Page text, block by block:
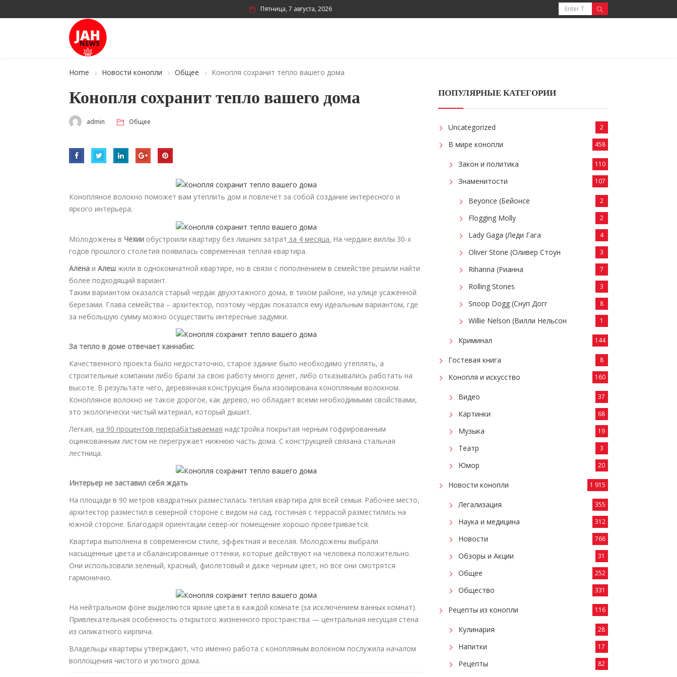
Пятница, 7 августа, 2026
Home Новости конопли Общее Конопля сохранит тепло вашего дома
Конопля сохранит тепло вашего дома
admin Общее
Конопляное волокно поможет вам утеплить дом и повлечет за собой создание интересного и
яркого интерьера.
Молодожены в Чехии обустроили квартиру без лишних затрат за 4 месяца. На чердаке виллы 30-х
годов прошлого столетия появилась современная теплая квартира.
Алена и Алеш жили в однокомнатной квартире, но в связи с пополнением в семействе решили найти
более подходящий вариант.
Таким вариантом оказался старый чердак двухэтажного дома, в тихом районе, на улице усаженной
березами. Глава семейства – архитектор, поэтому чердак показался ему идеальным вариантом, где
за небольшую сумму можно осуществить интересные задумки.
За тепло в доме отвечает каннабис
Качественного проекта было недостаточно, старое здание было необходимо утеплять, а
строительные компании либо брали за свою работу много денег, либо отказывались работать на
высоте. В результате чего, деревянная конструкция была изолирована конопляным волокном.
Конопляное волокно не такое дорогое, как дерево, но обладает всеми необходимыми свойствами,
это экологически чистый материал, который дышит.
Легкая, на 90 процентов перерабатываемая надстройка покрытая черным гофрированным
оцинкованным листом не перегружает нижнюю часть дома. С конструкцией связана стальная
лестница.
Интерьер не заставил себя ждать
На площади в 90 метров квадратных разместилась теплая квартира для всей семьи. Рабочее место,
архитектор разместил в северной стороне с видом на сад, гостиная с террасой разместились на
южной стороне. Благодаря ориентации север-юг помещение хорошо проветривается.
Квартира выполнена в современном стиле, эффектная и веселая. Молодожены выбрали
насыщенные цвета и сбалансированные оттенки, которые действуют на человека положительно.
Они использовали зеленый, красный, фиолетовый и даже черным цвет, но все они смотрятся
гармонично.
На нейтральном фоне выделяются яркие цвета в каждой комнате (за исключением ванных комнат).
Привлекательная особенность открытого жизненного пространства — центральная несущая стена
из силикатного кирпича.
Владельцы квартиры утверждают, что именно работа с конопляным волокном послужила началом
воплощения чистого и уютного дома.
ПОПУЛЯРНЫЕ КАТЕГОРИИ
Uncategorized 2
В мире конопли 458
Закон и политика 110
Знаменитости 107
Beyonce (Бейонсе 2
Flogging Molly 2
Lady Gaga (Леди Гага 4
Oliver Stone (Оливер Стоун 3
Rihanna (Рианна 7
Rolling Stones 3
Snoop Dogg (Снуп Догг 8
Willie Nelson (Вилли Нельсон 1
Криминал 144
Гостевая книга 8
Конопля и искусство 160
Видео 37
Картинки 68
Музыка 19
Театр 3
Юмор 20
Новости конопли 1 915
Легализация 355
Наука и медицина 312
Новости 766
Обзоры и Акции 31
Общее 252
Общество 331
Рецепты из конопли 116
Кулинария 28
Напитки 17
Рецепты 82